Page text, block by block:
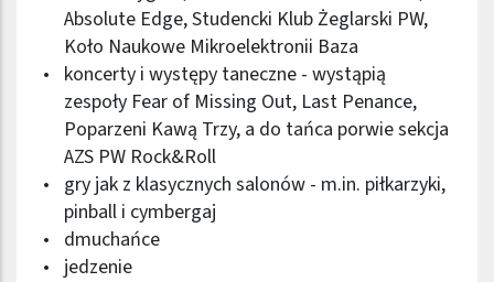
Absolute Edge, Studencki Klub Żeglarski PW,
Koło Naukowe Mikroelektronii Baza
koncerty i występy taneczne - wystąpią
zespoły Fear of Missing Out, Last Penance,
Poparzeni Kawą Trzy, a do tańca porwie sekcja
AZS PW Rock&Roll
gry jak z klasycznych salonów - m.in. piłkarzyki,
pinball i cymbergaj
dmuchańce
jedzenie